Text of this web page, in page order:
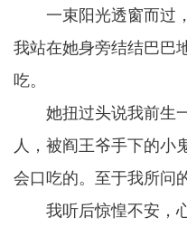
一束阳光透窗而过，
我站在她身旁结结巴巴
吃。
她扭过头说我前生一
人，被阎王爷手下的小
会口吃的。至于我所问
我听后惊惶不安，心